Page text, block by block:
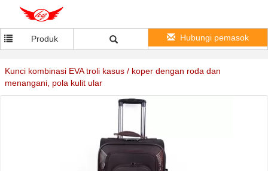
Produk Hubungi pemasok
Kunci kombinasi EVA troli kasus / koper dengan roda dan
menangani, pola kulit ular